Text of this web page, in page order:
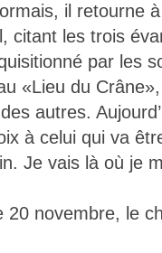
il retourne
citant les trois
par les
«Lieu du
autres.
à celui qui va
Je vais là où je
20 novembre, le